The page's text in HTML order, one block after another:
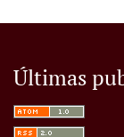
Últimas